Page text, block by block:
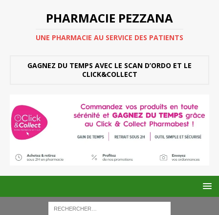
PHARMACIE PEZZANA
UNE PHARMACIE AU SERVICE DES PATIENTS
GAGNEZ DU TEMPS AVEC LE SCAN D’ORDO ET LE
CLICK&COLLECT